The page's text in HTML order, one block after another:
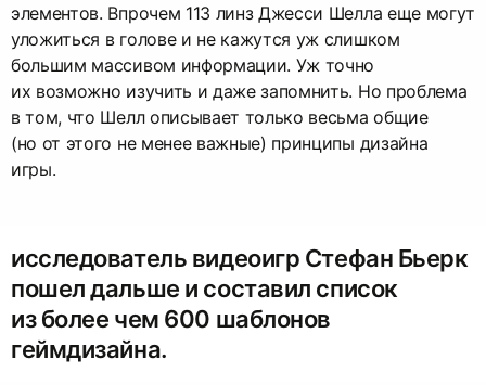
элементов. Впрочем 113 линз Джесси Шелла еще могут
уложиться в голове и не кажутся уж слишком
большим массивом информации. Уж точно
их возможно изучить и даже запомнить. Но проблема
в том, что Шелл описывает только весьма общие
(но от этого не менее важные) принципы дизайна
игры.
исследователь видеоигр Стефан Бьерк
пошел дальше и составил список
из более чем 600 шаблонов
геймдизайна.